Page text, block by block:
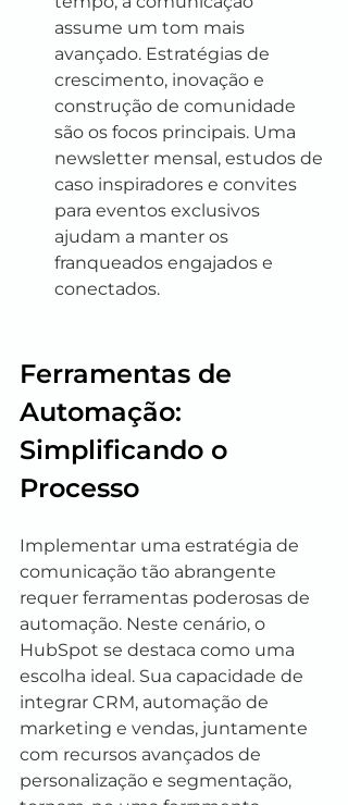
assume um tom mais
avançado. Estratégias de
crescimento, inovação e
construção de comunidade
são os focos principais. Uma
newsletter mensal, estudos de
caso inspiradores e convites
para eventos exclusivos
ajudam a manter os
franqueados engajados e
conectados.
Ferramentas de
Automação:
Simplificando o
Processo
Implementar uma estratégia de
comunicação tão abrangente
requer ferramentas poderosas de
automação. Neste cenário, o
HubSpot se destaca como uma
escolha ideal. Sua capacidade de
integrar CRM, automação de
marketing e vendas, juntamente
com recursos avançados de
personalização e segmentação,